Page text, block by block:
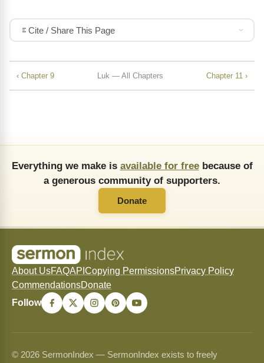
Cite / Share This Page
‹ Chapter 9 Luk — All Chapters Chapter 11 ›
Everything we make is available for freebecause of
a generous community of supporters.
Donate
About UsFAQAPI Copying PermissionsPrivacy Policy
CommendationsDonate
Follow
© 2026 SermonIndex — SermonIndex exists to freely